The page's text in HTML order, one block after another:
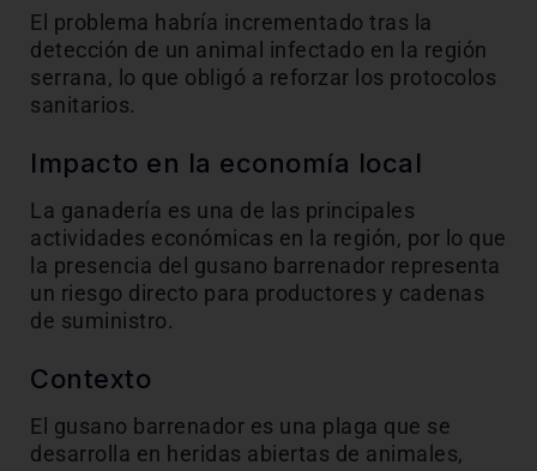
El problema habría incrementado tras la
detección de un animal infectado en la región
serrana, lo que obligó a reforzar los protocolos
sanitarios.
Impacto en la economía local
La ganadería es una de las principales
actividades económicas en la región, por lo que
la presencia del gusano barrenador representa
un riesgo directo para productores y cadenas
de suministro.
Contexto
El gusano barrenador es una plaga que se
desarrolla en heridas abiertas de animales,